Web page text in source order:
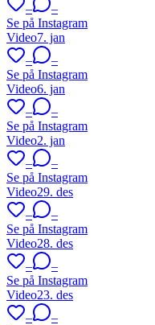
–
–
Se på Instagram
Video7. jan
–
–
Se på Instagram
Video6. jan
–
–
Se på Instagram
Video2. jan
–
–
Se på Instagram
Video29. des
–
–
Se på Instagram
Video28. des
–
–
Se på Instagram
Video23. des
–
–